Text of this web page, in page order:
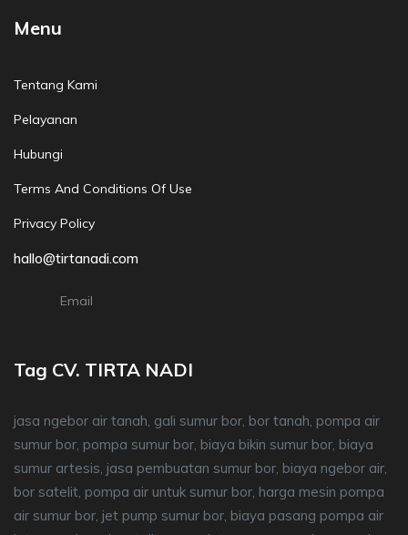
Menu
Tentang Kami
Pelayanan
Hubungi
Terms And Conditions Of Use
Privacy Policy
hallo@tirtanadi.com
Email
Tag CV. TIRTA NADI
jasa ngebor air tanah, gali sumur bor, bor tanah, pompa air
sumur bor, pompa sumur bor, biaya bikin sumur bor, biaya
sumur artesis, jasa pembuatan sumur bor, biaya ngebor air,
bor satelit, pompa air untuk sumur bor, harga mesin pompa
air sumur bor, jet pump sumur bor, biaya pasang pompa air